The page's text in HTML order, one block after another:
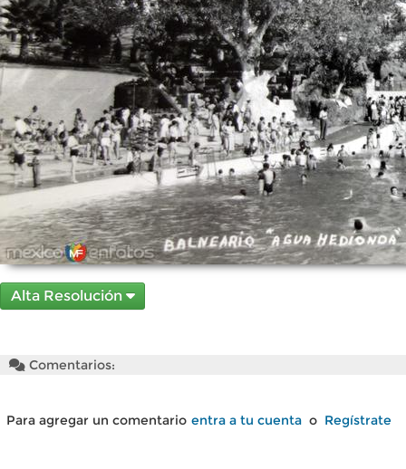
Alta Resolución
Comentarios:
Para agregar un comentario entra a tu cuenta o Regístrate